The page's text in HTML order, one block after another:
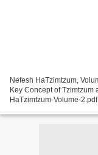
Nefesh HaTzimtzum,
Key Concept of
HaTzimtzum-Volume-